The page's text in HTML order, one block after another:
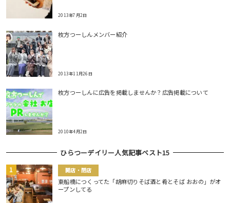
2013年7月2日
枚方つーしんメンバー紹介
2013年11月26日
枚方つーしんに広告を掲載しませんか？広告掲載について
2010年4月2日
ひらつーデイリー人気記事ベスト15
開店・閉店
東船橋につくってた「胡麻切りそば酒と肴とそば おおの」がオ
ープンしてる